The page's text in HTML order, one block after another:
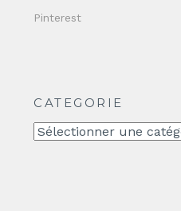
Pinterest
CATEGORIE
CATEGORIE